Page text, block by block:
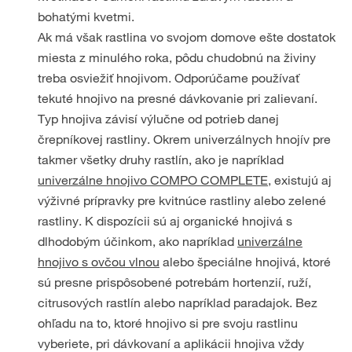
bohatými kvetmi.
Ak má však rastlina vo svojom domove ešte dostatok
miesta z minulého roka, pôdu chudobnú na živiny
treba osviežiť hnojivom. Odporúčame používať
tekuté hnojivo na presné dávkovanie pri zalievaní.
Typ hnojiva závisí výlučne od potrieb danej
črepníkovej rastliny. Okrem univerzálnych hnojív pre
takmer všetky druhy rastlín, ako je napríklad
univerzálne hnojivo COMPO COMPLETE, existujú aj
výživné prípravky pre kvitnúce rastliny alebo zelené
rastliny. K dispozícii sú aj organické hnojivá s
dlhodobým účinkom, ako napríklad univerzálne
hnojivo s ovčou vlnou alebo špeciálne hnojivá, ktoré
sú presne prispôsobené potrebám hortenzií, ruží,
citrusových rastlín alebo napríklad paradajok. Bez
ohľadu na to, ktoré hnojivo si pre svoju rastlinu
vyberiete, pri dávkovaní a aplikácii hnojiva vždy